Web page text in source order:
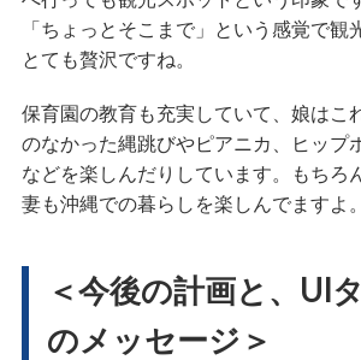
「ちょっとそこまで」という感覚で観
とても贅沢ですね。
保育園の教育も充実していて、娘はこ
のなかった縄跳びやピアニカ、ヒップ
などを楽しんだりしています。もちろ
妻も沖縄での暮らしを楽しんでますよ。
＜今後の計画と、UI
のメッセージ＞